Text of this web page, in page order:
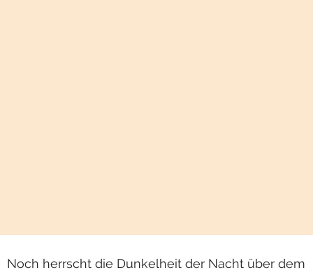
Noch herrscht die Dunkelheit der Nacht über dem